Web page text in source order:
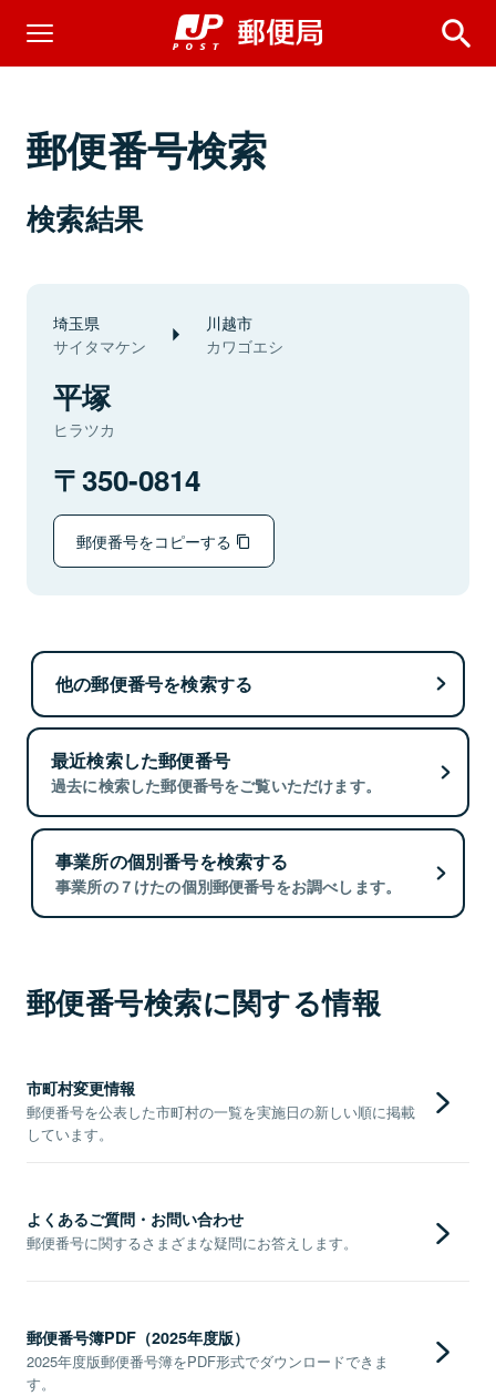
郵便番号検索
検索結果
埼玉県
サイタマケン
川越市
カワゴエシ
平塚
ヒラツカ
350-0814
郵便番号をコピーする
他の郵便番号を検索する
最近検索した郵便番号
過去に検索した郵便番号をご覧いただけます。
事業所の個別番号を検索する
事業所の７けたの個別郵便番号をお調べします。
郵便番号検索に関する情報
市町村変更情報
郵便番号を公表した市町村の一覧を実施日の新しい順に掲載
しています。
よくあるご質問・お問い合わせ
郵便番号に関するさまざまな疑問にお答えします。
郵便番号簿PDF（2025年度版）
2025年度版郵便番号簿をPDF形式でダウンロードできま
す。